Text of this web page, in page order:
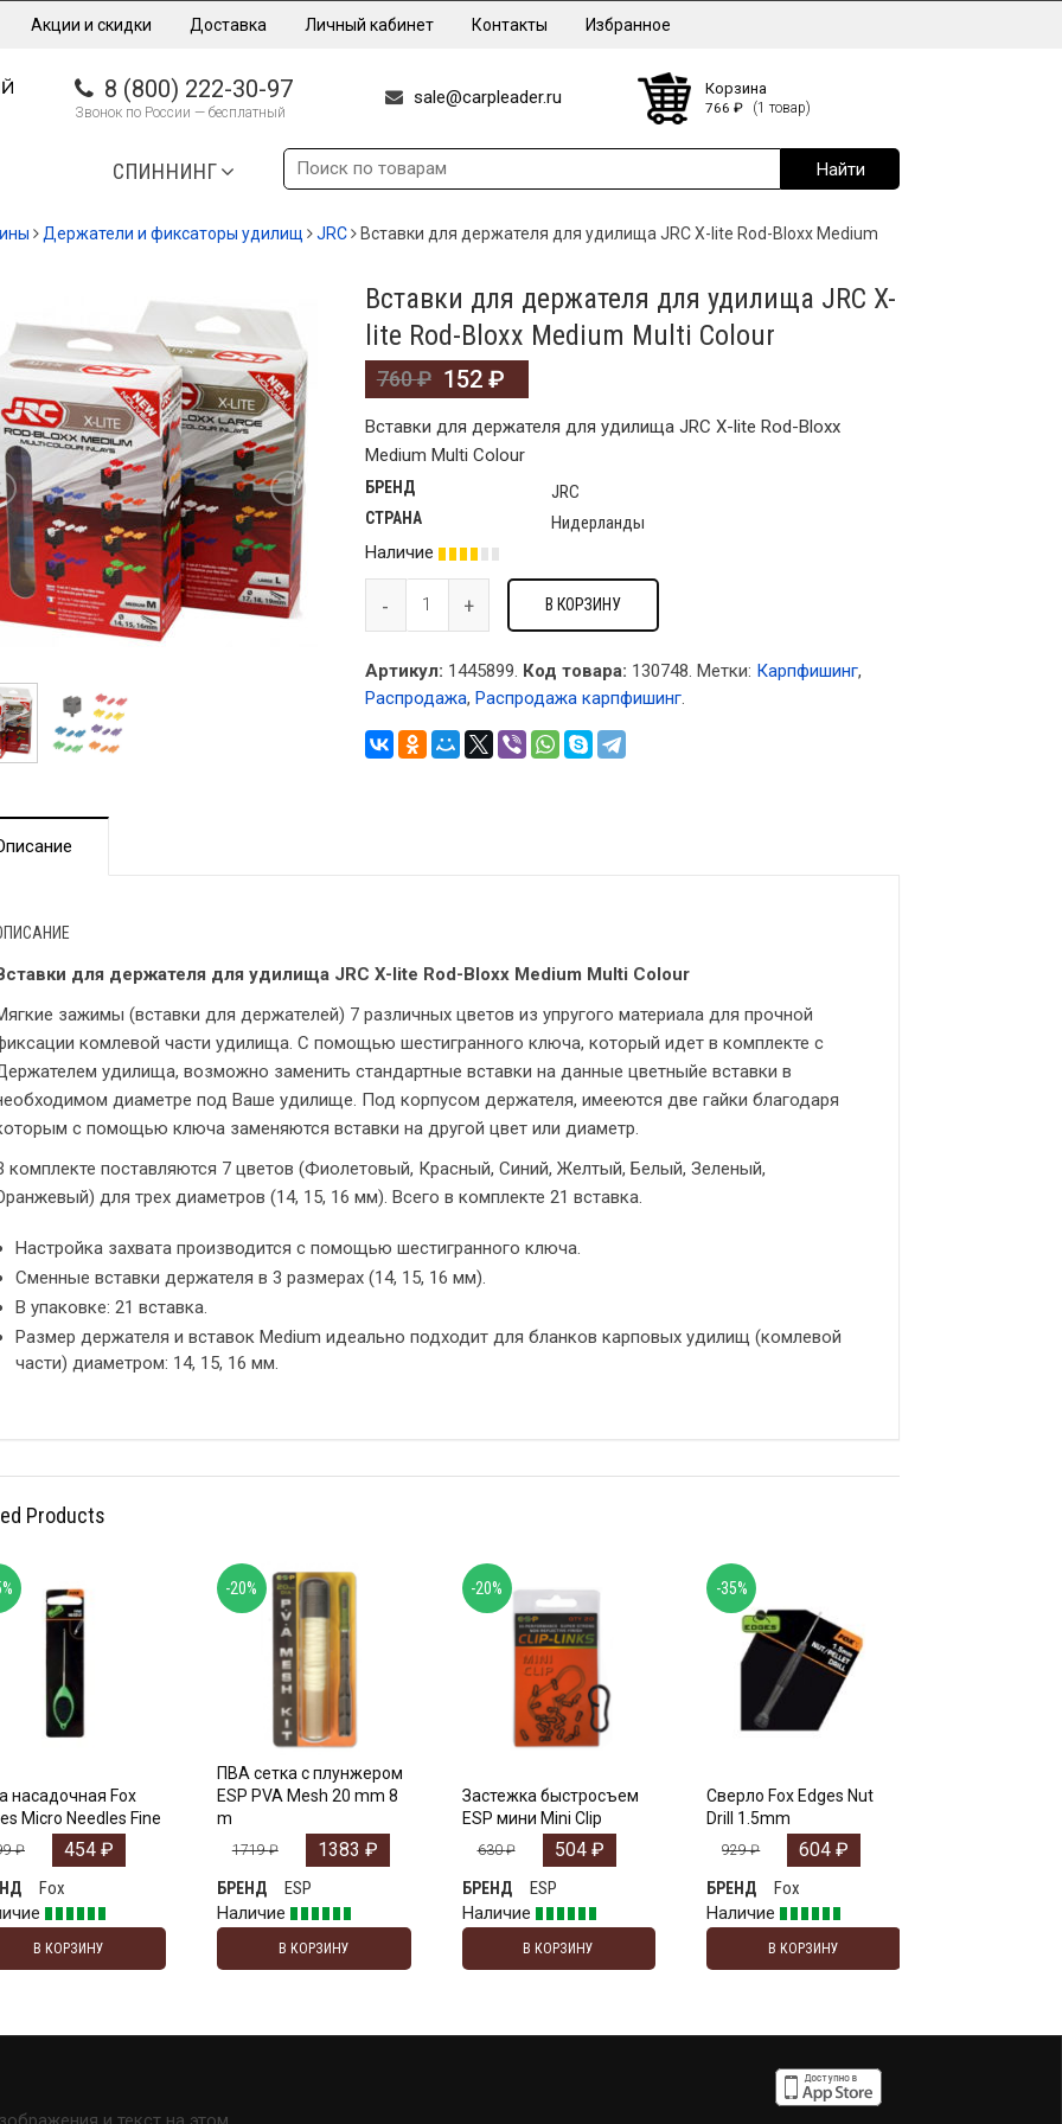
Акции и скидки Доставка Личный кабинет Контакты Избранное
8 (800) 222-30-97
Звонок по России — бесплатный
sale@carpleader.ru Корзина
766 ₽ (1 товар)
СПИННИНГ
Держатели и фиксаторы удилищ JRC
Вставки для держателя для удилища JRC X-lite Rod-Bloxx Medium
Вставки для держателя для удилища JRC X-
lite Rod-Bloxx Medium Multi Colour
760₽ 152 ₽
Вставки для держателя для удилища JRC X-lite Rod-Bloxx
Medium Multi Colour
БРЕНД JRC
СТРАНА
Нидерланды
Наличие
В КОРЗИНУ
Артикул: 1445899. Код товара: 130748. Метки: Карпфишинг,
Распродажа, Распродажа карпфишинг.
для держателя для удилища JRC X-lite Rod-Bloxx Medium Multi Colour
зажимы (вставки для держателей) 7 различных цветов из упругого материала для прочной
комлевой части удилища. С помощью шестигранного ключа, который идет в комплекте с
удилища, возможно заменить стандартные вставки на данные цветныйе вставки в
диаметре под Ваше удилище. Под корпусом держателя, имееются две гайки благодаря
с помощью ключа заменяются вставки на другой цвет или диаметр.
комплекте поставляются 7 цветов (Фиолетовый, Красный, Синий, Желтый, Белый, Зеленый,
для трех диаметров (14, 15, 16 мм). Всего в комплекте 21 вставка.
Настройка захвата производится с помощью шестигранного ключа.
Сменные вставки держателя в 3 размерах (14, 15, 16 мм).
В упаковке: 21 вставка.
Размер держателя и вставок Medium идеально подходит для бланков карповых удилищ (комлевой
части) диаметром: 14, 15, 16 мм.
Products
насадочная Fox
Micro Needles Fine
₽ 454 ₽
Fox
В КОРЗИНУ
ПВА сетка с плунжером
ESP PVA Mesh 20 mm 8
m
1719₽ 1383 ₽
БРЕНД
ESP
Наличие
В КОРЗИНУ
-20%
Застежка быстросъем
ESP мини Mini Clip
630₽ 504 ₽
БРЕНД
ESP
Наличие
В КОРЗИНУ
-20%
Сверло Fox Edges Nut
Drill 1.5mm
929₽ 604₽
БРЕНД
Fox
Наличие
В КОРЗИНУ
-35%